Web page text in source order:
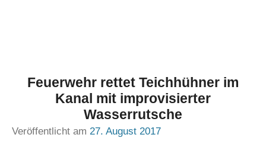
Feuerwehr rettet Teichhühner im
Kanal mit improvisierter
Wasserrutsche
Veröffentlicht am 27. August 2017